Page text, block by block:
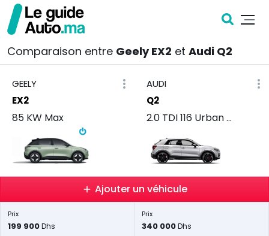
Comparaison entre Geely EX2 et Audi Q2
GEELY
EX2
85 KW Max
AUDI
Q2
2.0 TDI 116 Urban BVM
Ajouter un véhicule
Prix
199 900Dhs
Prix
340 000Dhs